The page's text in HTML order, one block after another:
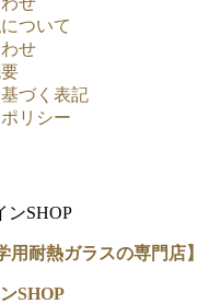
ついて
せ
づく表記
リシー
耐熱ガラスの専門店】
SHOP